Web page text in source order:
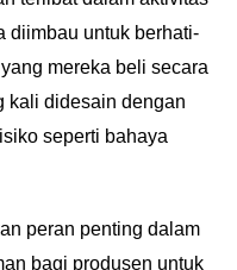
diimbau untuk berhati-
mereka beli secara
kali didesain dengan
seperti bahaya
peran penting dalam
bagi produsen untuk